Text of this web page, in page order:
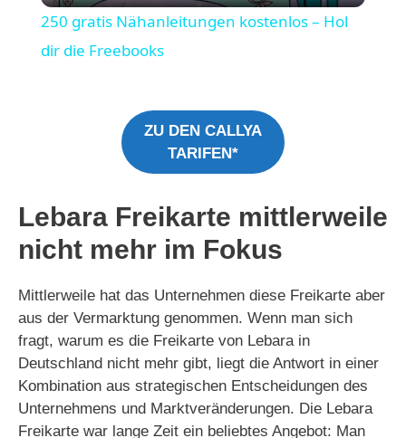
y
V
i
d
e
o
250 gratis Nähanleitungen kostenlos – Hol
dir die Freebooks
ZU DEN CALLYA
TARIFEN*
Lebara Freikarte mittlerweile
nicht mehr im Fokus
Mittlerweile hat das Unternehmen diese Freikarte aber
aus der Vermarktung genommen. Wenn man sich
fragt, warum es die Freikarte von Lebara in
Deutschland nicht mehr gibt, liegt die Antwort in einer
Kombination aus strategischen Entscheidungen des
Unternehmens und Marktveränderungen. Die Lebara
Freikarte war lange Zeit ein beliebtes Angebot: Man